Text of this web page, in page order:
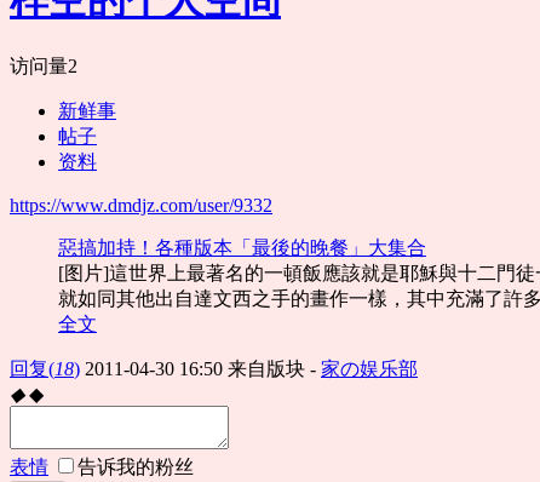
访问量2
新鲜事
帖子
资料
https://www.dmdjz.com/user/9332
惡搞加持！各種版本「最後的晚餐」大集合
[图片]這世界上最著名的一頓飯應該就是耶穌與十二門
就如同其他出自達文西之手的畫作一樣，其中充滿了許
全文
回复(18) 2011-04-30 16:50 来自版块 - 家の娱乐部
◆ ◆
表情 告诉我的粉丝